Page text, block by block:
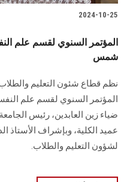
2024-10-25
المؤتمر السنوي لقسم علم
شمس
نظم قطاع شئون التعليم
المؤتمر السنوي لقسم علم
ضياء زين العابدين، رئيس
عميد الكلية، وبإشراف الأستاذ
لشؤون التعليم والطلاب.